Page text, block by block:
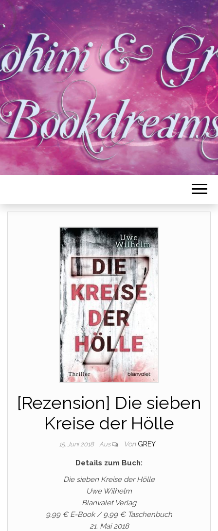
[Rezension] Die sieben
Kreise der Hölle
15. Juni 2018 Aus Von GREY
Details zum Buch:
Die sieben Kreise der Hölle
Uwe Wilhelm
Blanvalet Verlag
9,99 € E-Book / 9,99 € Taschenbuch
21. Mai 2018